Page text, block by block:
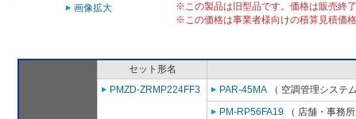
画像拡大
※この製品は旧型品です。価格は販売終
※この価格は事業者様向けの積算見積価
セット形名
PMZD-ZRMP224FF3
PAR-45MA （ 空調管理システ
PM-RP56FA19 （ 店舗・事務